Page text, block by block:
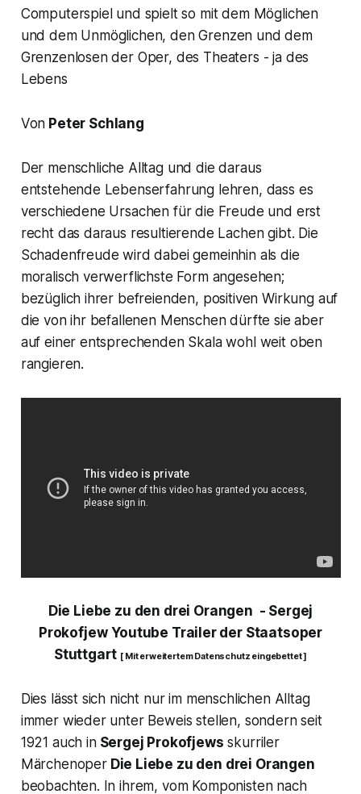
Computerspiel und spielt so mit dem Möglichen
und dem Unmöglichen, den Grenzen und dem
Grenzenlosen der Oper, des Theaters - ja des
Lebens
Von Peter Schlang
Der menschliche Alltag und die daraus
entstehende Lebenserfahrung lehren, dass es
verschiedene Ursachen für die Freude und erst
recht das daraus resultierende Lachen gibt. Die
Schadenfreude wird dabei gemeinhin als die
moralisch verwerflichste Form angesehen;
bezüglich ihrer befreienden, positiven Wirkung auf
die von ihr befallenen Menschen dürfte sie aber
auf einer entsprechenden Skala wohl weit oben
rangieren.
Die Liebe zu den drei Orangen - Sergej
Prokofjew Youtube Trailer der Staatsoper
Stuttgart [ Mit erweitertem Datenschutz eingebettet ]
Dies lässt sich nicht nur im menschlichen Alltag
immer wieder unter Beweis stellen, sondern seit
1921 auch inSergej Prokofjews skurriler
MärchenoperDie Liebe zu den drei Orangen
beobachten. In ihrem, vom Komponisten nach